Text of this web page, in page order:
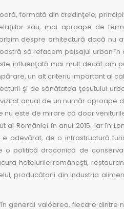
formată din credinţele,
sau, mai aproape de
despre arhitectură dacă nu
să refacem peisajul urban în
influenţată mai mult decât am
un alt criteriu important al
şi de sănătatea ţesutului
anual de un număr aproape
este de mirare că doar
României în anul 2015. Iar în
adevărat, de o infrastructură
o politică draconică de
hotelurile româneşti,
producătorii din industria
general valoarea, fiecare dintre